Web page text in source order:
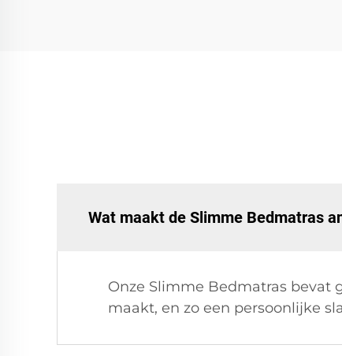
Wat maakt de Slimme Bedmatras
Onze Slimme Bedmatras bevat
maakt, en zo een persoonlijke